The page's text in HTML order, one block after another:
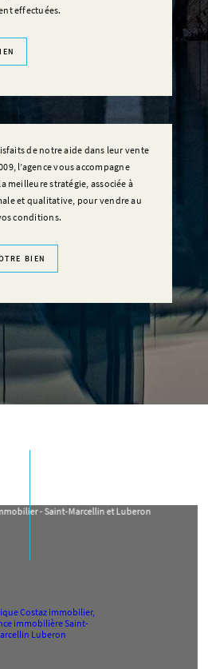
effectuées.
de notre aide dans leur vente
l’agence vous accompagne
meilleure stratégie, associée à
et qualitative, pour vendre au
conditions.
BIEN